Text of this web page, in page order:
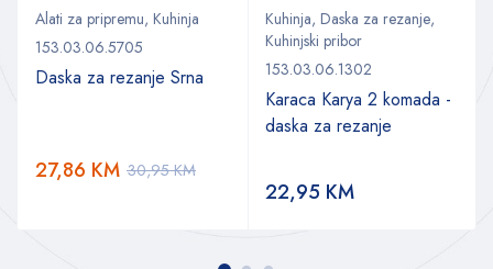
Alati za pripremu, Kuhinja
153.03.06.5705
Daska za rezanje Srna
30,95KM
27,86 KM
Kuhinja, Daska za rezanje,
Kuhinjski pribor
153.03.06.1302
Karaca Karya 2 komada -
daska za rezanje
22,95 KM